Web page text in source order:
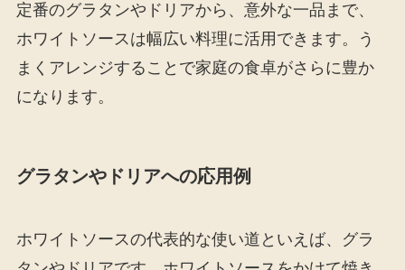
定番のグラタンやドリアから、意外な一品まで、
ホワイトソースは幅広い料理に活用できます。う
まくアレンジすることで家庭の食卓がさらに豊か
になります。
グラタンやドリアへの応用例
ホワイトソースの代表的な使い道といえば、グラ